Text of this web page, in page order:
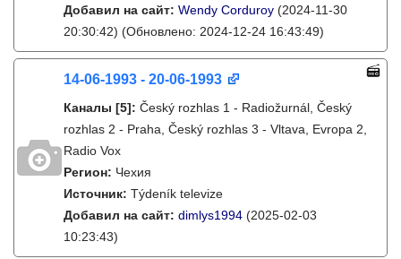
Добавил на сайт: Wendy Corduroy (2024-11-30
20:30:42) (Обновлено: 2024-12-24 16:43:49)
14-06-1993 - 20-06-1993
Каналы [5]: Český rozhlas 1 - Radiožurnál, Český
rozhlas 2 - Praha, Český rozhlas 3 - Vltava, Evropa 2,
Radio Vox
Регион: Чехия
Источник: Týdeník televize
Добавил на сайт: dimlys1994 (2025-02-03
10:23:43)